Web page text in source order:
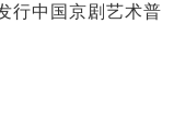
行中国京剧艺术普